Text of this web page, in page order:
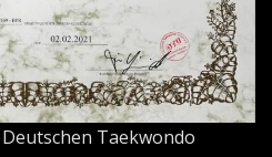
Taekwondo